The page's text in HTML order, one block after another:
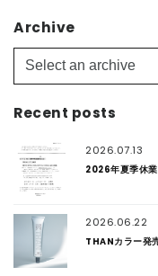
Archive
Recent posts
2026.07.13
2026年夏季休
2026.06.22
THANカラー発